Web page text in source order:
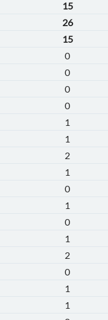
15
26
15
0
0
0
0
1
1
2
1
0
1
0
1
2
0
1
1